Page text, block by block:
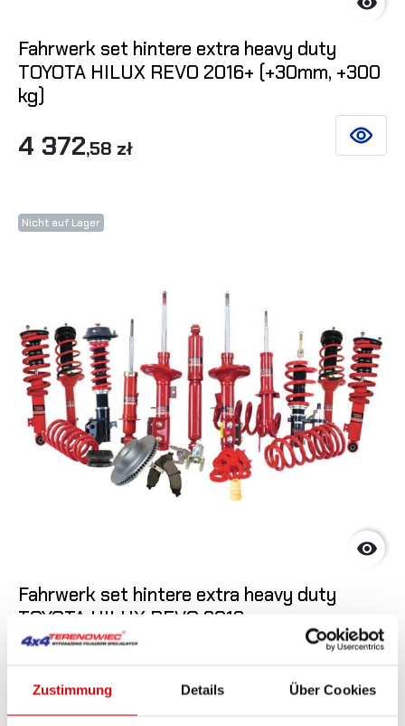
Zustimmung Details Über Cookies
Fahrwerk set hintere extra heavy duty
TOYOTA HILUX REVO 2016+ (+30mm, +300
kg)
4 372,58 zł SIEHE
Nicht auf Lager

Fahrwerk set hintere extra heavy duty
TOYOTA HILUX REVO 2016+
(+30mm/+600kg)
4 372,56 zł SIEHE